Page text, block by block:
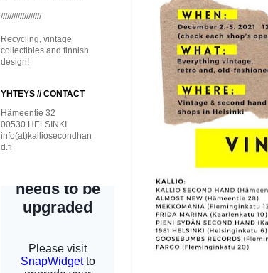
///////////////////
Recycling, vintage
collectibles and finnish
design!
YHTEYS // CONTACT
Hämeentie 32
00530 HELSINKI
info(at)kalliosecondhan
d.fi